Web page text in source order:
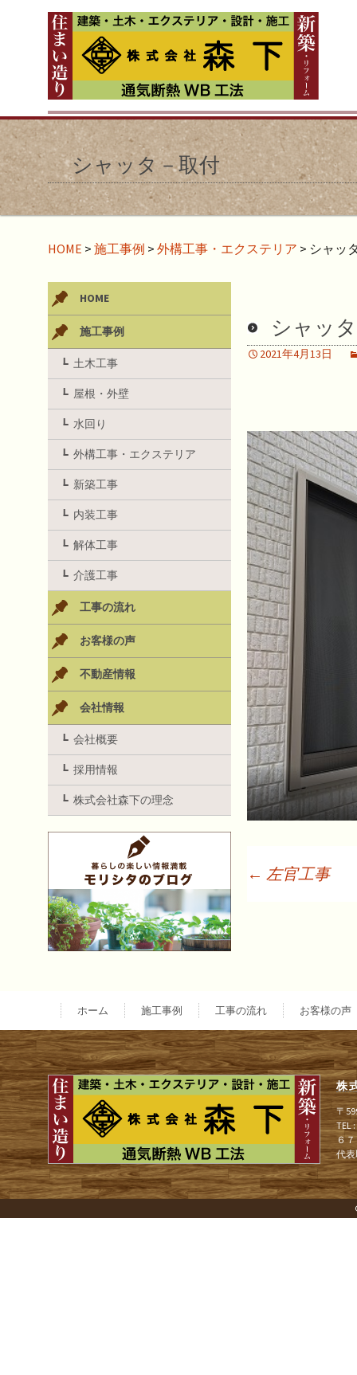
シャッタ－取付
HOME > 施工事例 > 外構工事・エクステリア > シャッ
シャッ
2021年4月13日
ナ
ビ
ゲ
ー
シ
← 左官工事
HOME
施工事例
土木工事
屋根・外壁
水回り
外構工事・エクステリア
新築工事
内装工事
解体工事
介護工事
工事の流れ
お客様の声
不動産情報
会社情報
会社概要
採用情報
株式会社森下の理念
ホーム 施工事例 工事の流れ お客様の声
株
〒
TEL
６
代